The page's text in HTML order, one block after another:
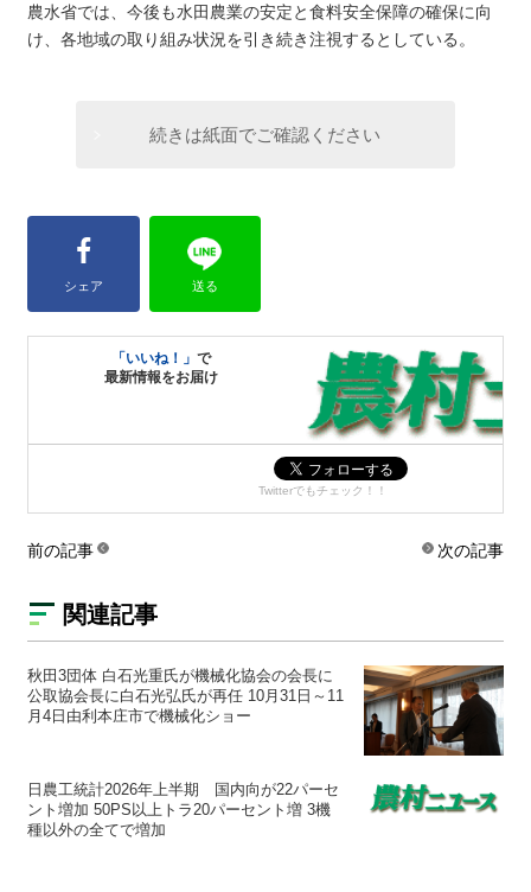
農水省では、今後も水田農業の安定と食料安全保障の確保に向
け、各地域の取り組み状況を引き続き注視するとしている。
続きは紙面でご確認ください
シェア 送る
「いいね！」で
最新情報をお届け
Twitterでもチェック！！
前の記事 次の記事
関連記事
秋田3団体 白石光重氏が機械化協会の会長に
公取協会長に白石光弘氏が再任 10月31日～11
月4日由利本庄市で機械化ショー
日農工統計2026年上半期 国内向が22パーセ
ント増加 50PS以上トラ20パーセント増 3機
種以外の全てで増加